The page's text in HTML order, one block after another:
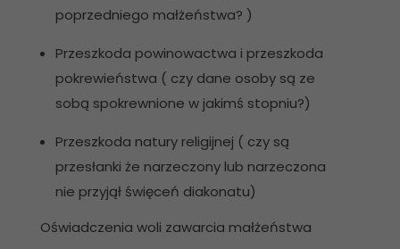
poprzedniego małżeństwa? )
Przeszkoda powinowactwa i przeszkoda
pokrewieństwa ( czy dane osoby są ze
sobą spokrewnione w jakimś stopniu?)
Przeszkoda natury religijnej ( czy są
przesłanki że narzeczony lub narzeczona
nie przyjął święceń diakonatu)
Oświadczenia woli zawarcia małżeństwa